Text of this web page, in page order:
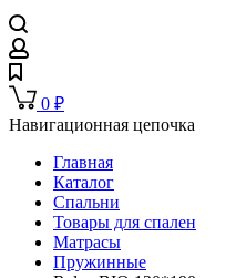
0 ₽
Навигационная цепочка
Главная
Каталог
Спальни
Товары для спален
Матрасы
Пружинные